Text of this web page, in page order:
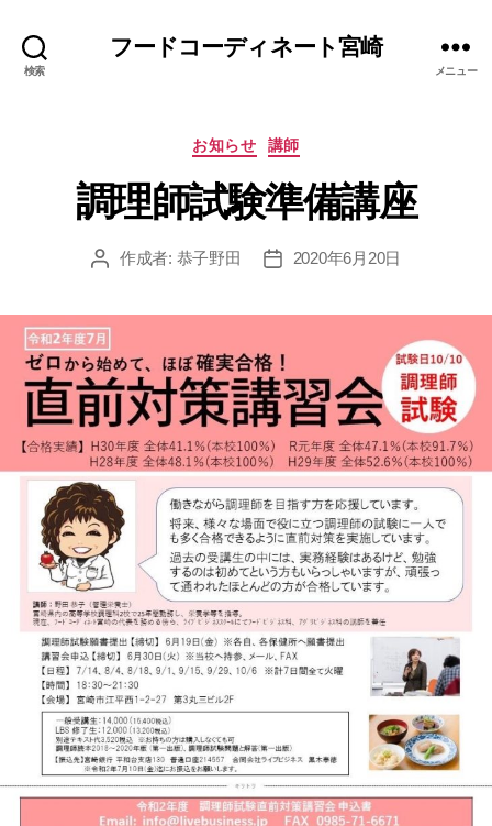
検索
フードコーディネート宮崎
メニュー
カ
ゴ
リ
お知らせ 講師
調理師試験準備講座
投 作成者: 恭子野田
投
2020年6月20日